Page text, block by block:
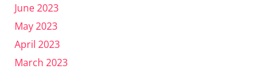
June 2023
May 2023
April 2023
March 2023